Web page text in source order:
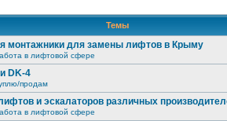
Темы
монтажники для замены лифтов в Крыму
в лифтовой сфере
DK-4
продам
и эскалаторов различных
в лифтовой сфере